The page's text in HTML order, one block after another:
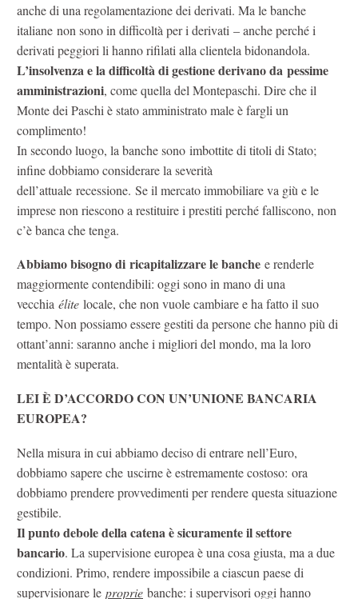
anche di una regolamentazione dei derivati. Ma le banche
italiane non sono in difficoltà per i derivati – anche perché i
derivati peggiori li hanno rifilati alla clientela bidonandola.
L’insolvenza e la difficoltà di gestione derivano da pessime
amministrazioni, come quella del Montepaschi. Dire che il
Monte dei Paschi è stato amministrato male è fargli un
complimento!
In secondo luogo, la banche sono imbottite di titoli di Stato;
infine dobbiamo considerare la severità
dell’attuale recessione. Se il mercato immobiliare va giù e le
imprese non riescono a restituire i prestiti perché falliscono, non
c’è banca che tenga.
Abbiamo bisogno di ricapitalizzare le banche e renderle
maggiormente contendibili: oggi sono in mano di una
vecchia élite locale, che non vuole cambiare e ha fatto il suo
tempo. Non possiamo essere gestiti da persone che hanno più di
ottant’anni: saranno anche i migliori del mondo, ma la loro
mentalità è superata.
LEI È D’ACCORDO CON UN’UNIONE BANCARIA
EUROPEA?
Nella misura in cui abbiamo deciso di entrare nell’Euro,
dobbiamo sapere che uscirne è estremamente costoso: ora
dobbiamo prendere provvedimenti per rendere questa situazione
gestibile.
Il punto debole della catena è sicuramente il settore
bancario. La supervisione europea è una cosa giusta, ma a due
condizioni. Primo, rendere impossibile a ciascun paese di
supervisionare le proprie banche: i supervisori oggi hanno